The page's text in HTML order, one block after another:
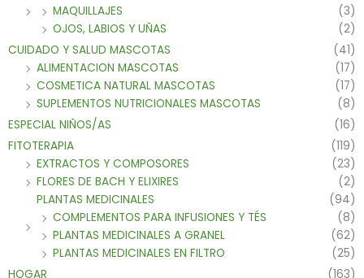
MAQUILLAJES
(3)
OJOS, LABIOS Y UÑAS
(2)
CUIDADO Y SALUD MASCOTAS
(41)
ALIMENTACION MASCOTAS
(17)
COSMETICA NATURAL MASCOTAS
(17)
SUPLEMENTOS NUTRICIONALES MASCOTAS
(8)
ESPECIAL NIÑOS/AS
(16)
FITOTERAPIA
(119)
EXTRACTOS Y COMPOSORES
(23)
FLORES DE BACH Y ELIXIRES
(2)
PLANTAS MEDICINALES
(94)
COMPLEMENTOS PARA INFUSIONES Y TÉS
(8)
PLANTAS MEDICINALES A GRANEL
(62)
PLANTAS MEDICINALES EN FILTRO
(25)
HOGAR
(163)